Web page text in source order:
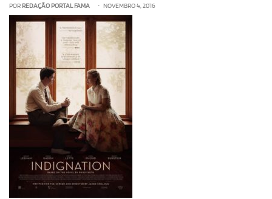
POR REDAÇÃO PORTAL FAMA • NOVEMBRO 4, 2016